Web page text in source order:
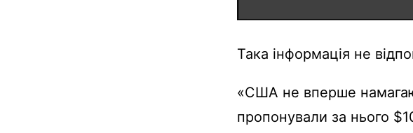
Така інформація не
«США не вперше
пропонували за нього